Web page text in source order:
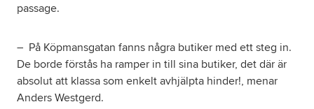
passage.
– På Köpmansgatan fanns några butiker med ett steg in.
De borde förstås ha ramper in till sina butiker, det där är
absolut att klassa som enkelt avhjälpta hinder!, menar
Anders Westgerd.